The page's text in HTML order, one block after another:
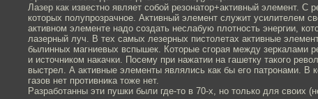
Лазер как известно являет собой резонатор+активный элемент. С
которых полупрозрачное. Активный элемент служит усилителем
активном элементе надо создать неслабую плотность энергии,
лазерный луч. В тех самых лезерных пистолетах активные
былинных магниевых вспышек. Которые сгорая между зеркалами
и источником накачки. Посему при нажатии на гашетку такого
выстрел. А активные элементы являлись как бы его патронами. В
газов нет противника тоже нет.
Разработанны эти пушки были где-то в 70-х, но только для своих